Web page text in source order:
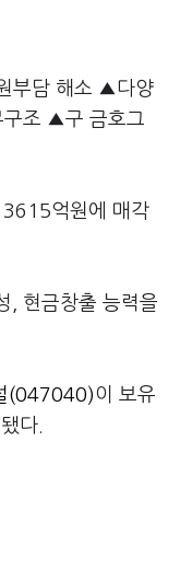
부담 해소 ▲다양
구조 ▲구 금호그
3615억원에 매각
, 현금창출 능력을
(047040)이 보유
다.